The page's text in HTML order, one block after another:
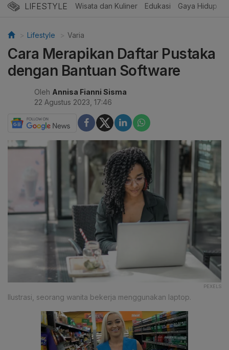
LIFESTYLE Wisata dan Kuliner Edukasi Gaya Hidup
Lifestyle Varia
Cara Merapikan Daftar Pustaka
dengan Bantuan Software
Oleh Annisa Fianni Sisma
22 Agustus 2023, 17:46
PEXELS
Ilustrasi, seorang wanita bekerja menggunakan laptop.